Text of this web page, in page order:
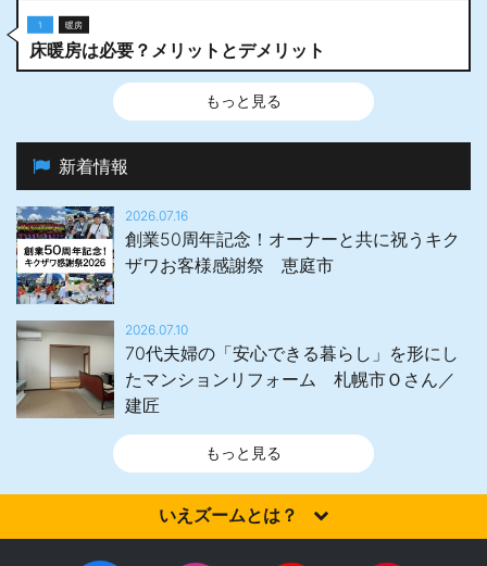
1 暖房
床暖房は必要？メリットとデメリット
もっと見る
新着情報
2026.07.16
創業50周年記念！オーナーと共に祝うキク
ザワお客様感謝祭 恵庭市
2026.07.10
70代夫婦の「安心できる暮らし」を形にし
たマンションリフォーム 札幌市Ｏさん／
建匠
もっと見る
いえズームとは？